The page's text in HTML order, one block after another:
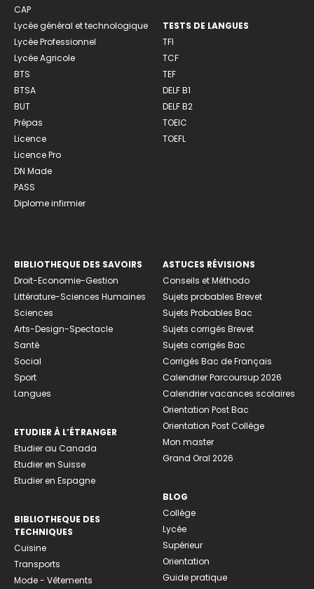
CAP
Lycée général et technologique
Lycée Professionnel
Lycée Agricole
BTS
BTSA
BUT
Prépas
Licence
Licence Pro
DN Made
PASS
Diplome infirmier
TESTS DE LANGUES
TFI
TCF
TEF
DELF B1
DELF B2
TOEIC
TOEFL
BIBLIOTHEQUE DES SAVOIRS
Droit-Economie-Gestion
Littérature-Sciences Humaines
Sciences
Arts-Design-Spectacle
Santé
Social
Sport
Langues
ETUDIER À L’ÉTRANGER
Etudier au Canada
Etudier en Suisse
Etudier en Espagne
BIBLIOTHEQUE DES
TECHNIQUES
Cuisine
Transports
Mode - Vêtements
ASTUCES RÉVISIONS
Conseils et Méthodo
Sujets probables Brevet
Sujets Probables Bac
Sujets corrigés Brevet
Sujets corrigés Bac
Corrigés Bac de Français
Calendrier Parcoursup 2026
Calendrier vacances scolaires
Orientation Post Bac
Orientation Post Collège
Mon master
Grand Oral 2026
BLOG
Collège
Lycée
Supérieur
Orientation
Guide pratique